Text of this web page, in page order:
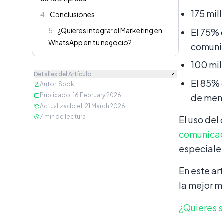
4
Conclusiones
5
¿Quieres integrar el Marketing en
WhatsApp en tu negocio?
Detalles del Artículo
Autor: Spoki
Publicado: 16 February 2026
Actualizado el : 21 March 2026
7 min de lectura
175
El
100
El
de
El uso
En este
la mejor
¿Quieres